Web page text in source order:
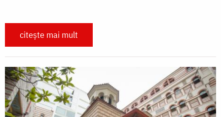
citește mai mult